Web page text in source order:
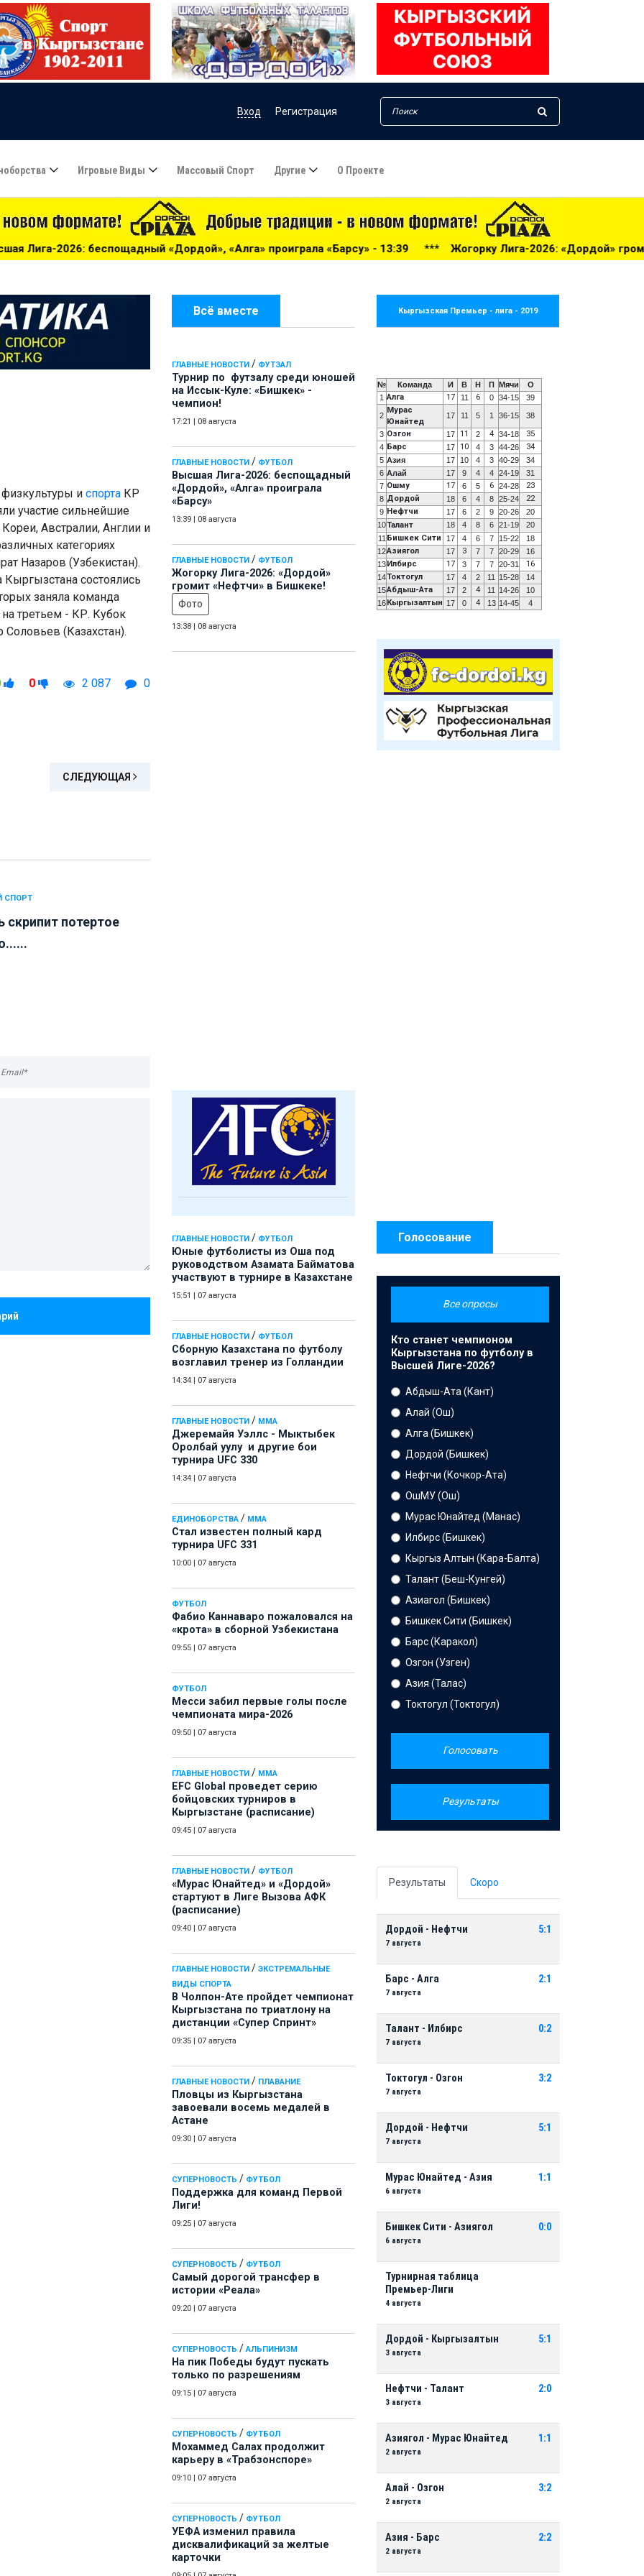
Вход Регистрация
Игровые Виды Массовый Спорт Другие О Проекте
«Дордой», «Алга» проиграла «Барсу» - 13:39 ***Жогорку Лига-2026: «Дордой» громит «Нефтчи» в
Всё вместе
ГЛАВНЫЕ НОВОСТИ / ФУТЗАЛ
Турнир по футзалу среди юношей
на Иссык-Куле: «Бишкек» -
чемпион!
17:21 08 августа
ГЛАВНЫЕ НОВОСТИ / ФУТБОЛ
Высшая Лига-2026: беспощадный
«Дордой», «Алга» проиграла
«Барсу»
13:39 08 августа
ГЛАВНЫЕ НОВОСТИ / ФУТБОЛ
Жогорку Лига-2026: «Дордой»
громит «Нефтчи» в Бишкеке!
Фото
13:38 08 августа
ГЛАВНЫЕ НОВОСТИ / ФУТБОЛ
Юные футболисты из Оша под
руководством Азамата Байматова
участвуют в турнире в Казахстане
15:51 07 августа
ГЛАВНЫЕ НОВОСТИ / ФУТБОЛ
Сборную Казахстана по футболу
возглавил тренер из Голландии
14:34 07 августа
ГЛАВНЫЕ НОВОСТИ / ММА
Джеремайя Уэллс - Мыктыбек
Оролбай уулу и другие бои
турнира UFC 330
14:34 07 августа
ЕДИНОБОРСТВА / ММА
Стал известен полный кард
турнира UFC 331
10:00 07 августа
ФУТБОЛ
Фабио Каннаваро пожаловался на
«крота» в сборной Узбекистана
09:55 07 августа
ФУТБОЛ
Месси забил первые голы после
чемпионата мира-2026
09:50 07 августа
ГЛАВНЫЕ НОВОСТИ / ММА
EFC Global проведет серию
бойцовских турниров в
Кыргызстане (расписание)
09:45 07 августа
ГЛАВНЫЕ НОВОСТИ / ФУТБОЛ
«Мурас Юнайтед» и «Дордой»
стартуют в Лиге Вызова АФК
(расписание)
09:40 07 августа
ГЛАВНЫЕ НОВОСТИ / ЭКСТРЕМАЛЬНЫЕ
ВИДЫ СПОРТА
В Чолпон-Ате пройдет чемпионат
Кыргызстана по триатлону на
дистанции «Супер Спринт»
09:35 07 августа
ГЛАВНЫЕ НОВОСТИ / ПЛАВАНИЕ
Пловцы из Кыргызстана
завоевали восемь медалей в
Астане
09:30 07 августа
СУПЕРНОВОСТЬ / ФУТБОЛ
Поддержка для команд Первой
Лиги!
09:25 07 августа
СУПЕРНОВОСТЬ / ФУТБОЛ
Самый дорогой трансфер в
истории «Реала»
09:20 07 августа
СУПЕРНОВОСТЬ / АЛЬПИНИЗМ
На пик Победы будут пускать
только по разрешениям
09:15 07 августа
СУПЕРНОВОСТЬ / ФУТБОЛ
Мохаммед Салах продолжит
карьеру в «Трабзонспоре»
09:10 07 августа
СУПЕРНОВОСТЬ / ФУТБОЛ
УЕФА изменил правила
дисквалификаций за желтые
карточки
физкультуры и спорта КР
участие сильнейшие
Австралии, Англии и
категориях
Назаров (Узбекистан).
Кыргызстана состоялись
заняла команда
на третьем - КР. Кубок
(Казахстан).
0 2 087 0
СЛЕДУЮЩАЯ
СПОРТ
скрипит потертое
Кыргызская Премьер - лига - 2019
№ Команда И В Н П Мячи
О
1 Алга 17 11 6 0 34-15 39
2
Мурас
Юнайтед
17 11 5 1 36-15 38
3 Озгон 17 11 2 4 34-18 35
4 Барс 17 10 4 3 44-26 34
5 Азия 17 10 4 3 40-29
34
6 Алай 17 9 4 4 24-19
31
7 Ошму 17 6 5 6 24-28 23
8 Дордой 18 6 4 8 25-24 22
9 Нефтчи 17 6 2 9 20-26
20
10Талант 18 4 8 6 21-19
20
11 Бишкек Сити 17 4 6 7 15-22
18
12Азиягол 17 3 7 7 20-29
16
13 Илбирс 17 3 7 7 20-31 16
14Токтогул 17 4 2 11 15-28
14
15Абдыш-Ата 17 2 4 11 14-26
10
16 Кыргызалтын 17 0 4 13 14-45 4
Голосование
Все опросы
Кто станет чемпионом
Кыргызстана по футболу в
Высшей Лиге-2026?
Абдыш-Ата (Кант)
Алай (Ош)
Алга (Бишкек)
Дордой (Бишкек)
Нефтчи (Кочкор-Ата)
ОшМУ (Ош)
Мурас Юнайтед (Манас)
Илбирс (Бишкек)
Кыргыз Алтын (Кара-Балта)
Талант (Беш-Кунгей)
Азиагол (Бишкек)
Бишкек Сити (Бишкек)
Барс (Каракол)
Озгон (Узген)
Азия (Талас)
Токтогул (Токтогул)
Голосовать
Результаты
Результаты Скоро
Дордой - Нефтчи
7 августа
5:1
Барс - Алга
7 августа
2:1
Талант - Илбирс
7 августа
0:2
Токтогул - Озгон
7 августа
3:2
Дордой - Нефтчи
7 августа
5:1
Мурас Юнайтед - Азия
6 августа
1:1
Бишкек Сити - Азиягол
6 августа
0:0
Турнирная таблица
Премьер-Лиги
4 августа
Дордой - Кыргызалтын
3 августа
5:1
Нефтчи - Талант
3 августа
2:0
Азиягол - Мурас Юнайтед
2 августа
1:1
Алай - Озгон
2 августа
3:2
Азия - Барс
2 августа
2:2